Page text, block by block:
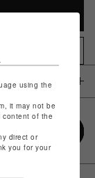
using the
it may not be
content of the
direct or
you for your